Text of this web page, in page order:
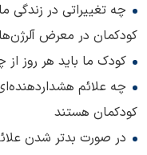
چه تغییراتی در زندگی
کودکمان در معرض
کودک ما باید هر روز از
چه علائم
کودکمان هستند
در صورت بدتر شدن